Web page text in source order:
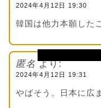
2024年4月12日 19:30
韓国は他力本願した
匿名 より:
2024年4月12日 19:31
やばそう。日本に広